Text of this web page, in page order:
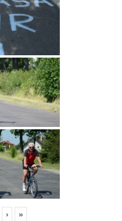
› »